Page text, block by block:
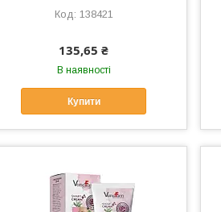
138421
135,65 ₴
В наявності
Купити